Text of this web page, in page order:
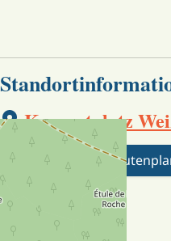
Konzertplatz
Karte